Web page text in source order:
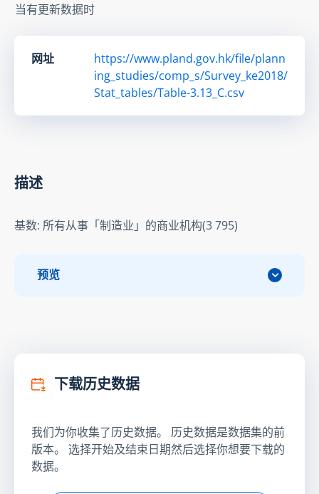
当有更新数据时
网址
https://www.pland.gov.hk/file/plann
ing_studies/comp_s/Survey_ke2018/
Stat_tables/Table-3.13_C.csv
描述
基数: 所有从事「制造业」的商业机构(3 795)
预览
下载历史数据
我们为你收集了历史数据。 历史数据是数据集的前
版本。 选择开始及结束日期然后选择你想要下载的
数据。